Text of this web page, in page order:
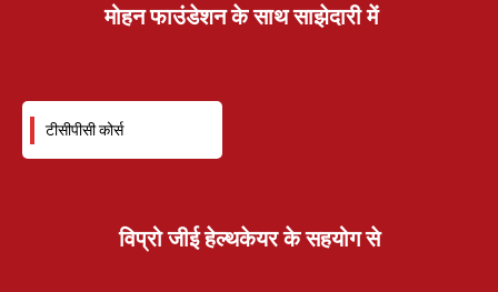
मोहन फाउंडेशन के साथ साझेदारी में
टीसीपीसी कोर्स
विप्रो जीई हेल्थकेयर के सहयोग से